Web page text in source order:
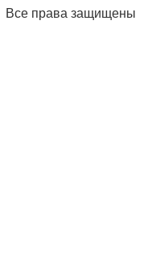
Все права защищены